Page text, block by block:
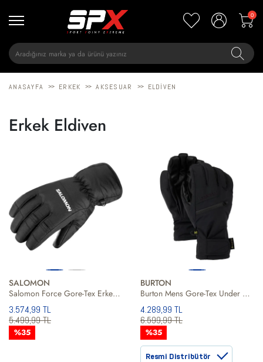
0
ANASAYFA >> ERKEK >> AKSESUAR >> ELDIVEN
Erkek Eldiven
SALOMON
Salomon Force Gore-Tex Erkek Eldiven
3.574,99 TL
5.499,99 TL
%35
BURTON
Burton Mens Gore-Tex Under Gloves Erkek Siyah Eldiven
4.289,99 TL
6.599,99 TL
%35
Resmi Distribütör